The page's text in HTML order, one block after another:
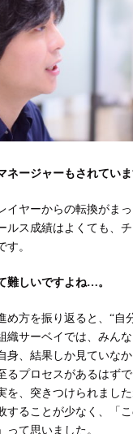
ージャーもされていま
イヤーからの転換がま
ルス成績はよくても、
す。
しいですよね…。
め方を振り返ると、“自
織サーベイでは、みん
身、結果しか見ていな
るプロセスがあるはず
を、突きつけられまし
することが少なく、「
って思いました。